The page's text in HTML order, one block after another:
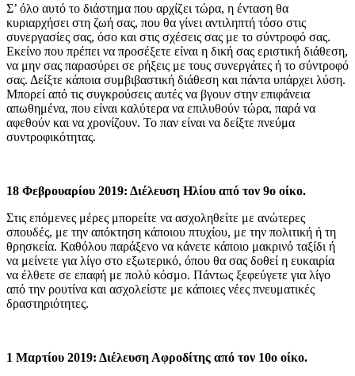
Σ’ όλο αυτό το διάστημα που αρχίζει τώρα, η ένταση θα
κυριαρχήσει στη ζωή σας, που θα γίνει αντιληπτή τόσο στις
συνεργασίες σας, όσο και στις σχέσεις σας με το σύντροφό σας.
Εκείνο που πρέπει να προσέξετε είναι η δική σας εριστική διάθεση,
να μην σας παρασύρει σε ρήξεις με τους συνεργάτες ή το σύντροφό
σας. Δείξτε κάποια συμβιβαστική διάθεση και πάντα υπάρχει λύση.
Μπορεί από τις συγκρούσεις αυτές να βγουν στην επιφάνεια
απωθημένα, που είναι καλύτερα να επιλυθούν τώρα, παρά να
αφεθούν και να χρονίζουν. Το παν είναι να δείξτε πνεύμα
συντροφικότητας.
18 Φεβρουαρίου 2019: Διέλευση Ηλίου από τον 9ο οίκο.
Στις επόμενες μέρες μπορείτε να ασχοληθείτε με ανώτερες
σπουδές, με την απόκτηση κάποιου πτυχίου, με την πολιτική ή τη
θρησκεία. Καθόλου παράξενο να κάνετε κάποιο μακρινό ταξίδι ή
να μείνετε για λίγο στο εξωτερικό, όπου θα σας δοθεί η ευκαιρία
να έλθετε σε επαφή με πολύ κόσμο. Πάντως ξεφεύγετε για λίγο
από την ρουτίνα και ασχολείστε με κάποιες νέες πνευματικές
δραστηριότητες.
1 Μαρτίου 2019: Διέλευση Αφροδίτης από τον 10ο οίκο.